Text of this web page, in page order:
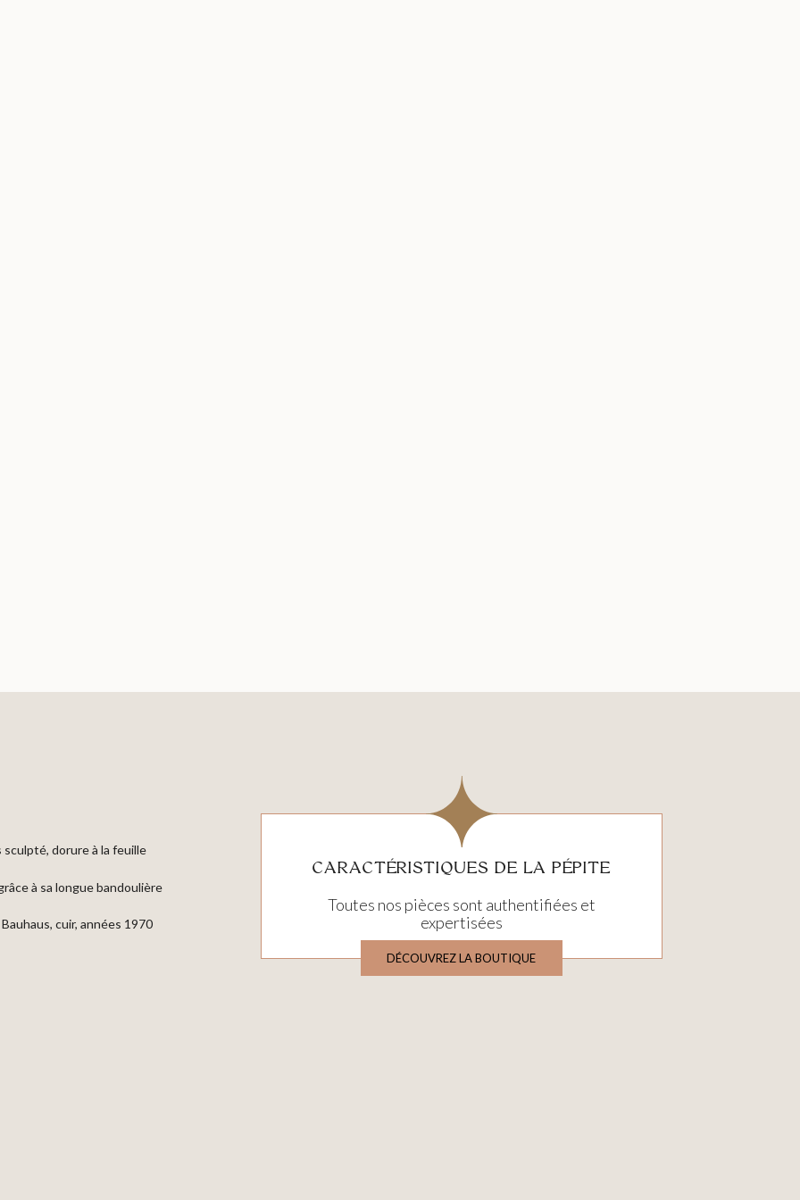
dorure à la feuille
à sa longue bandoulière
cuir, années 1970
CARACTÉRISTIQUES DE LA PÉPITE
Toutes nos pièces sont authentifiées et
expertisées
DÉCOUVREZ LA BOUTIQUE